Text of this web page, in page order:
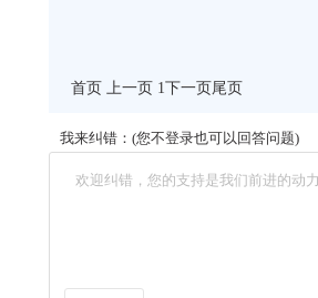
首页 上一页 1下一页尾页
我来纠错：(您不登录也可以回答问题)